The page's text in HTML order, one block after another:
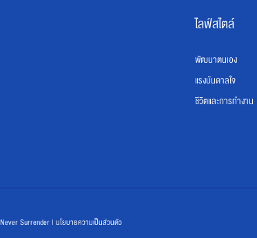
ไลฟ์สไตล์
พัฒนาตนเอง
แรงบันดาลใจ
ชีวิตและการทำงาน
Surrender | นโยบายความเป็นส่วนตัว